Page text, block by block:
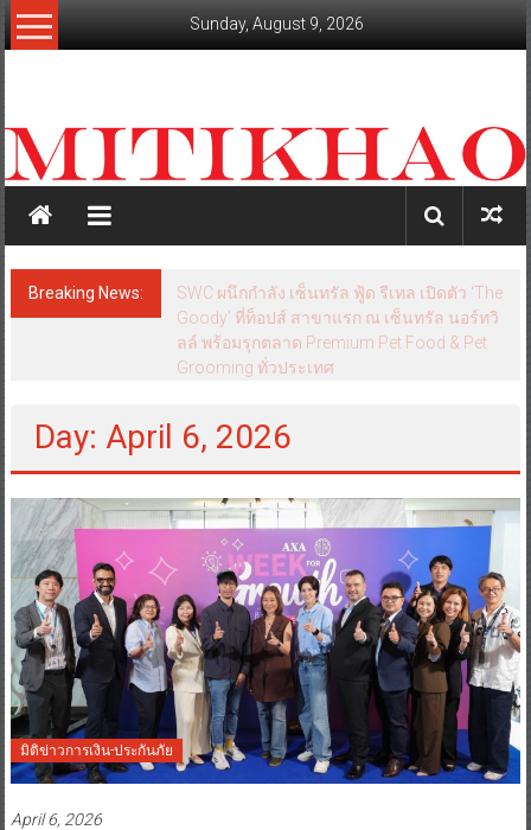
Skip
to
Sunday, August 9, 2026
สะท้อน
ลึก
เหลี่ยม
มุม
เศรษฐกิจ-
การเมือง-
Breaking News:
SWC ผนึกกำลัง เซ็นทรัล ฟู้ด รีเทล เปิดตัว ‘The
Goody’ ที่ท็อปส์ สาขาแรก ณ เซ็นทรัล นอร์ทวิ
ลล์ พร้อมรุกตลาด Premium Pet Food & Pet
Grooming ทั่วประเทศ
Day: April 6, 2026
มิติข่าวการเงิน-ประกันภัย
April 6, 2026